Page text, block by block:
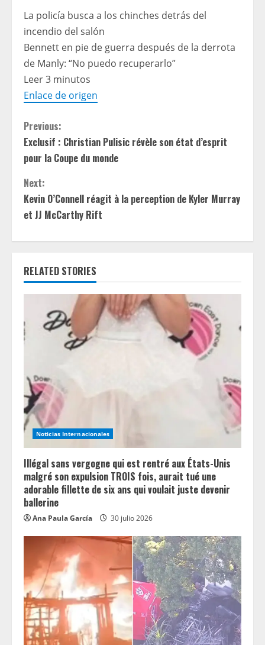
La policía busca a los chinches detrás del
incendio del salón
Bennett en pie de guerra después de la derrota
de Manly: “No puedo recuperarlo”
Leer 3 minutos
Enlace de origen
C
o
n
t
u
R
a
d
i
n
g
Previous:
Exclusif : Christian Pulisic révèle son état d’esprit
pour la Coupe du monde
Next:
Kevin O’Connell réagit à la perception de Kyler Murray
et JJ McCarthy Rift
RELATED STORIES
Noticias Internacionales
Illégal sans vergogne qui est rentré aux États-Unis
malgré son expulsion TROIS fois, aurait tué une
adorable fillette de six ans qui voulait juste devenir
ballerine
Ana Paula García 30 julio 2026